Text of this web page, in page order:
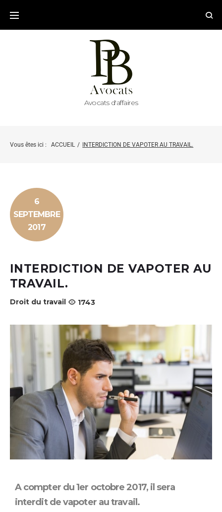
Avocats d'affaires
Vous êtes ici : ACCUEIL / INTERDICTION DE VAPOTER AU TRAVAIL.
6
SEPTEMBRE
2017
INTERDICTION DE VAPOTER AU
TRAVAIL.
Droit du travail 1743
A compter du 1er octobre 2017, il sera
interdit de vapoter au travail.